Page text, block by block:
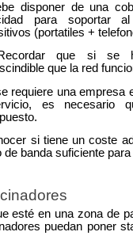
disponer de una
para soportar
(portatiles +
que si se
que la red
requiere una empresa
es necesario
to.
si tiene un coste
de banda suficiente
esté en una zona de
puedan poner